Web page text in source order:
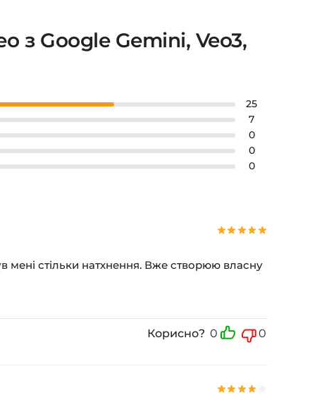
з Google Gemini, Veo3,
25
7
0
0
0
мені стільки натхнення. Вже створюю власну
Корисно? 0 0